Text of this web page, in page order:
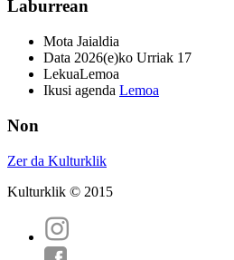
Laburrean
Mota Jaialdia
Data 2026(e)ko Urriak 17
LekuaLemoa
Ikusi agenda Lemoa
Non
Zer da Kulturklik
Kulturklik © 2015